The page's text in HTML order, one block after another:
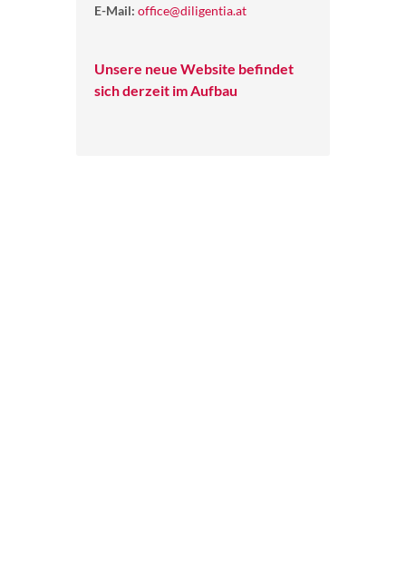
E-Mail: office@diligentia.at
Unsere neue Website befindet
sich derzeit im Aufbau